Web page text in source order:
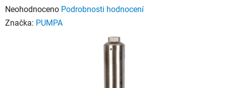
Průměrné
hodnocení
Neohodnoceno Podrobnosti hodnocení
Značka: PUMPA